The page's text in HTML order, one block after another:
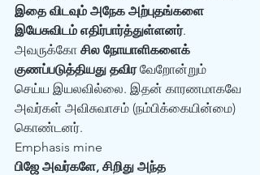
இதை விடவும் அநேக அற்புதங்களை
இயேசுவிடம் எதிர்பார்த்துள்ளனர்.
அவருக்கோ சில நோயாளிகளைக்
குணப்படுத்தியது தவிர வேறோன்றும்
செய்ய இயலவில்லை. இதன் காரணமாகவே
அவர்கள் அவிசுவாசம் (நம்பிக்கையின்மை)
கொண்டனர்.
Emphasis mine
பிஜே அவர்களே, சிறிது அந்த